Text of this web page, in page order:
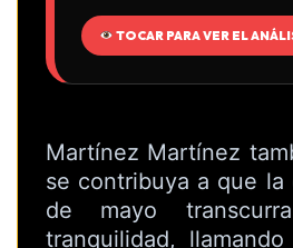
TOCAR PARA VER EL
Martínez Martínez
se contribuya a que la
de mayo
tranquilidad,